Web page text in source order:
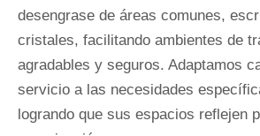
desengrase de áreas comunes,
cristales, facilitando ambientes de
agradables y seguros. Adaptamos
servicio a las necesidades
logrando que sus espacios reflejen